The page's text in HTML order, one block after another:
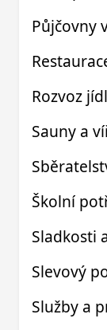
Půjčovny
Rozvoz
Sauny a
Školní
Sladkosti
Slevový
Služby a